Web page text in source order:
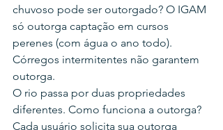
chuvoso pode ser outorgado? O IGAM
só outorga captação em cursos
perenes (com água o ano todo).
Córregos intermitentes não garantem
outorga.
O rio passa por duas propriedades
diferentes. Como funciona a outorga?
Cada usuário solicita sua outorga